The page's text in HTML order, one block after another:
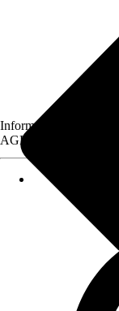
Informationen des
AGB, finden Sie bei